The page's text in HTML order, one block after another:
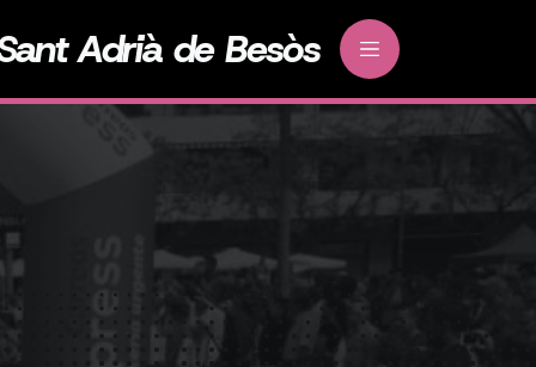
Adrià de Besòs